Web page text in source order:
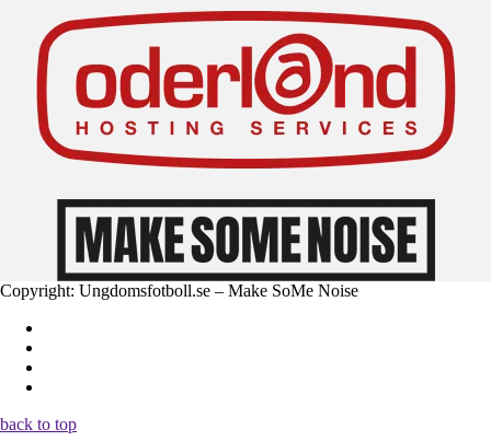
Copyright: Ungdomsfotboll.se – Make SoMe Noise
back to top